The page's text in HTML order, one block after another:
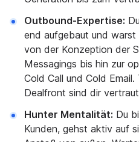
Outbound-Expertise:
end aufgebaut und
von der Konzeption der
Messagings bis hin zur
Cold Call und Cold
Dealfront sind dir
Hunter Mentalität: Du
Kunden, gehst aktiv auf